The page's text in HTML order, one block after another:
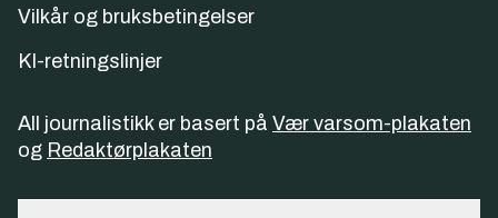
Vilkår og bruksbetingelser
KI-retningslinjer
All journalistikk er basert på Vær varsom-plakaten
og Redaktørplakaten